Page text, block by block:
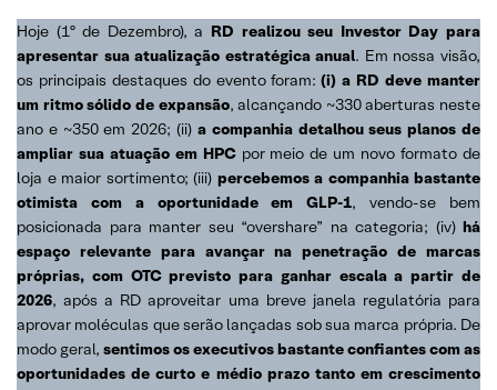
Hoje (1º de Dezembro), a RD realizou seu Investor Day para
apresentar sua atualização estratégica anual. Em nossa visão,
os principais destaques do evento foram:(i) a RD deve manter
um ritmo sólido de expansão, alcançando ~330 aberturas neste
ano e ~350 em 2026; (ii) a companhia detalhou seus planos de
ampliar sua atuação em HPCpor meio de um novo formato de
loja e maior sortimento; (iii) percebemos a companhia bastante
otimista com a oportunidade em GLP-1, vendo-se bem
posicionada para manter seu “overshare” na categoria; (iv) há
espaço relevante para avançar na penetração de marcas
próprias, com OTC previsto para ganhar escala a partir de
2026, após a RD aproveitar uma breve janela regulatória para
aprovar moléculas que serão lançadas sob sua marca própria. De
modo geral, sentimos os executivos bastante confiantes com as
oportunidades de curto e médio prazo tanto em crescimento